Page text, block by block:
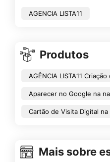
AGENCIA LISTA11
Produtos
AGÊNCIA LISTA11
Aparecer no Google na
Cartão de Visita Digital na
Mais sobre